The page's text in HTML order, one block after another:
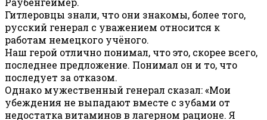
Гитлеровцы знали, что они знакомы, более того,
русский генерал с уважением относится к
работам немецкого учёного.
Наш герой отлично понимал, что это, скорее всего,
последнее предложение. Понимал он и то, что
последует за отказом.
Однако мужественный генерал сказал: «Мои
убеждения не выпадают вместе с зубами от
недостатка витаминов в лагерном рационе. Я